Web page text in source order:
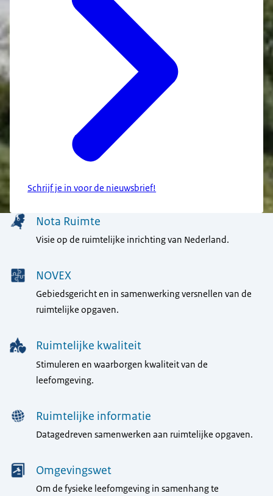
Schrijf je in voor de nieuwsbrief!
Menu Nota Ruimte
Visie op de ruimtelijke inrichting van Nederland.
NOVEX
Gebiedsgericht en in samenwerking versnellen van de
ruimtelijke opgaven.
Ruimtelijke kwaliteit
Stimuleren en waarborgen kwaliteit van de
leefomgeving.
Ruimtelijke informatie
Datagedreven samenwerken aan ruimtelijke opgaven.
Omgevingswet
Om de fysieke leefomgeving in samenhang te